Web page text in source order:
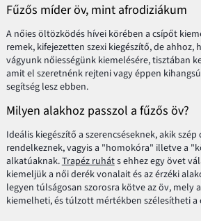
Fűzős míder öv, mint afrodiziákum
A nőies öltözködés hívei körében a csípőt
remek, kifejezetten szexi kiegészítő, de ahhoz,
vágyunk nőiességünk kiemelésére, tisztában
amit el szeretnénk rejteni vagy éppen
segítség lesz ebben.
Milyen alakhoz passzol a fűzős öv?
Ideális kiegészítő a szerencséseknek, akik
rendelkeznek, vagyis a "homokóra" illetve a
alkatúaknak.Trapéz ruháts ehhez egy övet
kiemeljük a női derék vonalait és az érzéki
legyen túlságosan szorosra kötve az öv, mely
kiemelheti, és túlzott mértékben szélesítheti a